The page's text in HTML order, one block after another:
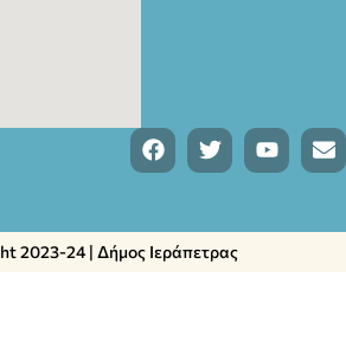
2023-24 | Δήμος Ιεράπετρας